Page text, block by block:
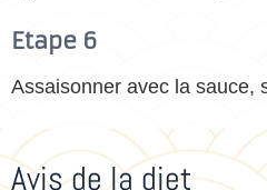
Etape 6
Assaisonner avec la sauce,
Avis de la diet